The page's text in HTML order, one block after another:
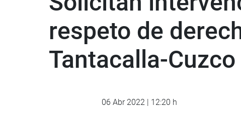
respeto de
Tantacalla-Cuzco
06 Abr 2022 | 12:20 h